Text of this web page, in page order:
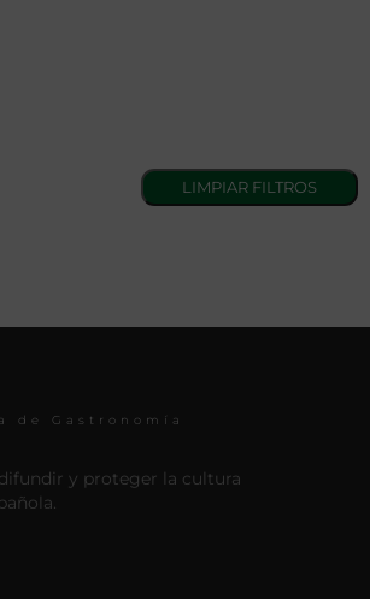
de Gastronomía
y proteger la cultura